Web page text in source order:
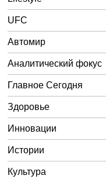
UFC
Автомир
Аналитический фокус
Главное Сегодня
Здоровье
Инновации
Истории
Культура